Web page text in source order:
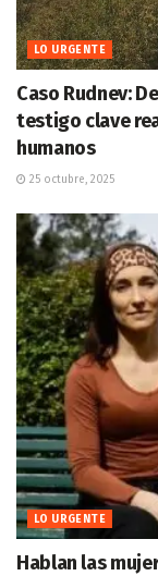
LO URGENTE
Caso Rudnev:
testigo clave
humanos
25 octubre, 2025
LO URGENTE
Hablan las